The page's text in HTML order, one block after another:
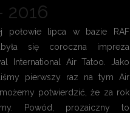
2016
połowie lipca w bazie RAF
się coroczna impreza
International Air Tatoo. Jako
pierwszy raz na tym Air
potwierdzić, że za rok
Powód, prozaiczny to